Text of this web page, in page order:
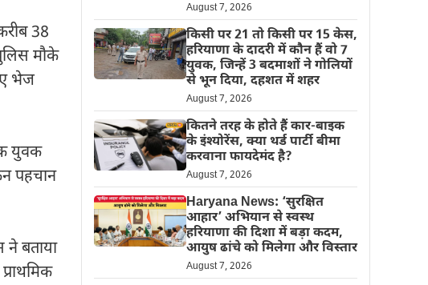
38
मौके
भेज
युवक
पहचान
ने बताया
August 7, 2026
किसी पर 21 तो किसी पर 15 केस,
हरियाणा के दादरी में कौन हैं वो 7
युवक, जिन्हें 3 बदमाशों ने गोलियों
से भून दिया, दहशत में शहर
August 7, 2026
कितने तरह के होते हैं कार-बाइक
के इंश्योरेंस, क्या थर्ड पार्टी बीमा
करवाना फायदेमंद है?
August 7, 2026
Haryana News: ‘सुरक्षित
आहार’ अभियान से स्वस्थ
हरियाणा की दिशा में बड़ा कदम,
आयुष ढांचे को मिलेगा और विस्तार
August 7, 2026